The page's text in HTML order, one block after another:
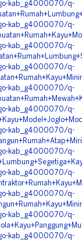
kab_g4000070/q-
kab_g4000070/q-
kab_g4000070/q-
kab_g4000070/q-
kab_g4000070/q-
kab_g4000070/q-
kab_g4000070/q-
kab_g4000070/q-
kab_g4000070/q-
kab_g4000070/q-
kab_g4000070/q-
kab_g4000070/q-